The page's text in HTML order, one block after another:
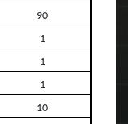
90
1
1
1
10